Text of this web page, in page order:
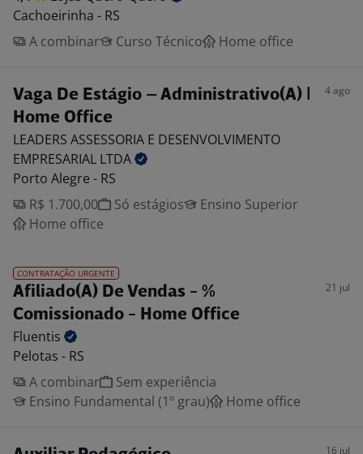
Cachoeirinha - RS
A combinar
Curso Técnico Home office
Vaga De Estágio – Administrativo(A) |
Home Office
4 ago
LEADERS ASSESSORIA E DESENVOLVIMENTO
EMPRESARIAL LTDA
Porto Alegre - RS
R$ 1.700,00
Só estágios
Ensino Superior
Home office
CONTRATAÇÃO URGENTE
Afiliado(A) De Vendas - %
Comissionado - Home Office
21 jul
Fluentis
Pelotas - RS
A combinar
Sem experiência
Ensino Fundamental (1º grau)
Home office
16 jul